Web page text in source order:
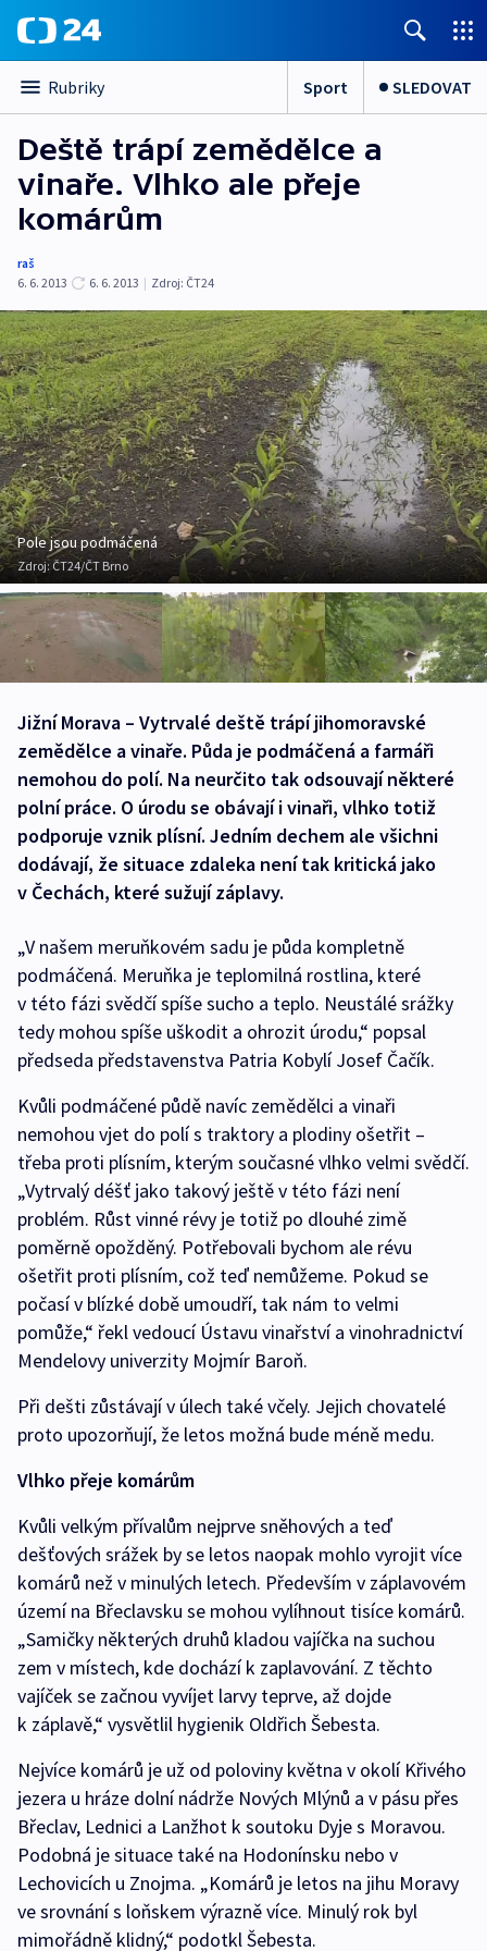
Rubriky Sport SLEDOVAT
Deště trápí zemědělce a
vinaře. Vlhko ale přeje
komárům
raš
6. 6. 2013
6. 6. 2013 | Zdroj: ČT24
Pole jsou podmáčená
Zdroj:ČT24/ČT Brno
Jižní Morava – Vytrvalé deště trápí jihomoravské
zemědělce a vinaře. Půda je podmáčená a farmáři
nemohou do polí. Na neurčito tak odsouvají některé
polní práce. O úrodu se obávají i vinaři, vlhko totiž
podporuje vznik plísní. Jedním dechem ale všichni
dodávají, že situace zdaleka není tak kritická jako
v Čechách, které sužují záplavy.
„V našem meruňkovém sadu je půda kompletně
podmáčená. Meruňka je teplomilná rostlina, které
v této fázi svědčí spíše sucho a teplo. Neustálé srážky
tedy mohou spíše uškodit a ohrozit úrodu,“ popsal
předseda představenstva Patria Kobylí Josef Čačík.
Kvůli podmáčené půdě navíc zemědělci a vinaři
nemohou vjet do polí s traktory a plodiny ošetřit –
třeba proti plísním, kterým současné vlhko velmi svědčí.
„Vytrvalý déšť jako takový ještě v této fázi není
problém. Růst vinné révy je totiž po dlouhé zimě
poměrně opožděný. Potřebovali bychom ale révu
ošetřit proti plísním, což teď nemůžeme. Pokud se
počasí v blízké době umoudří, tak nám to velmi
pomůže,“ řekl vedoucí Ústavu vinařství a vinohradnictví
Mendelovy univerzity Mojmír Baroň.
Při dešti zůstávají v úlech také včely. Jejich chovatelé
proto upozorňují, že letos možná bude méně medu.
Vlhko přeje komárům
Kvůli velkým přívalům nejprve sněhových a teď
dešťových srážek by se letos naopak mohlo vyrojit více
komárů než v minulých letech. Především v záplavovém
území na Břeclavsku se mohou vylíhnout tisíce komárů.
„Samičky některých druhů kladou vajíčka na suchou
zem v místech, kde dochází k zaplavování. Z těchto
vajíček se začnou vyvíjet larvy teprve, až dojde
k záplavě,“ vysvětlil hygienik Oldřich Šebesta.
Nejvíce komárů je už od poloviny května v okolí Křivého
jezera u hráze dolní nádrže Nových Mlýnů a v pásu přes
Břeclav, Lednici a Lanžhot k soutoku Dyje s Moravou.
Podobná je situace také na Hodonínsku nebo v
Lechovicích u Znojma. „Komárů je letos na jihu Moravy
ve srovnání s loňskem výrazně více. Minulý rok byl
mimořádně klidný,“ podotkl Šebesta.